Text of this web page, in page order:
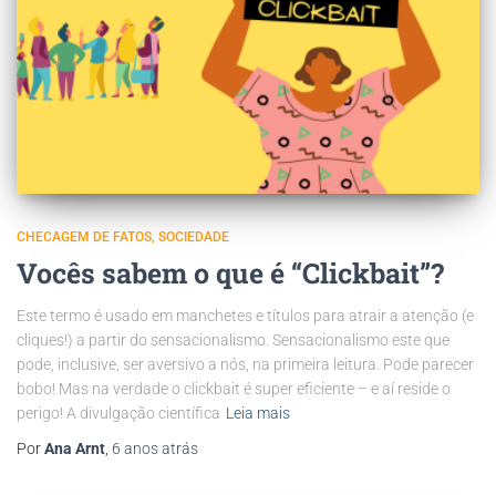
CHECAGEM DE FATOS SOCIEDADE
Vocês sabem o que é “Clickbait”?
Este termo é usado em manchetes e títulos para atrair a atenção (e
cliques!) a partir do sensacionalismo. Sensacionalismo este que
pode, inclusive, ser aversivo a nós, na primeira leitura. Pode parecer
bobo! Mas na verdade o clickbait é super eficiente – e aí reside o
perigo! A divulgação científica Leia mais
PorAna Arnt 6 anosatrás